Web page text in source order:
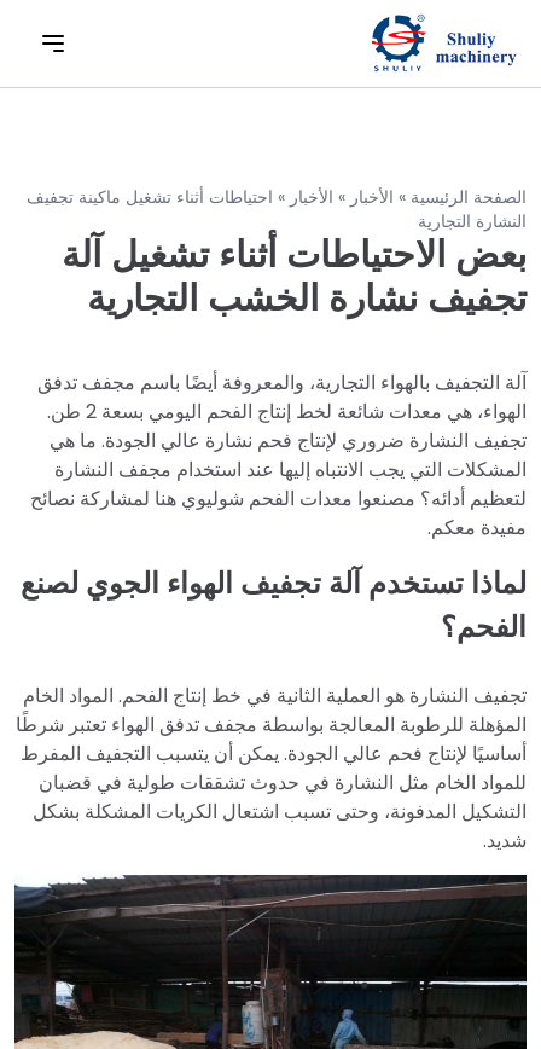
الصفحة الرئيسية » الأخبار » الأخبار » احتياطات أثناء تشغيل ماكينة تجفيف
النشارة التجارية
بعض الاحتياطات أثناء تشغيل آلة
تجفيف نشارة الخشب التجارية
آلة التجفيف بالهواء التجارية، والمعروفة أيضًا باسم مجفف تدفق
الهواء، هي معدات شائعة لخط إنتاج الفحم اليومي بسعة 2 طن.
تجفيف النشارة ضروري لإنتاج فحم نشارة عالي الجودة. ما هي
المشكلات التي يجب الانتباه إليها عند استخدام مجفف النشارة
لتعظيم أدائه؟ مصنعوا معدات الفحم شوليوي هنا لمشاركة نصائح
مفيدة معكم.
لماذا تستخدم آلة تجفيف الهواء الجوي لصنع
الفحم؟
تجفيف النشارة هو العملية الثانية في خط إنتاج الفحم. المواد الخام
المؤهلة للرطوبة المعالجة بواسطة مجفف تدفق الهواء تعتبر شرطًا
أساسيًا لإنتاج فحم عالي الجودة. يمكن أن يتسبب التجفيف المفرط
للمواد الخام مثل النشارة في حدوث تشققات طولية في قضبان
التشكيل المدفونة، وحتى تسبب اشتعال الكريات المشكلة بشكل
شديد.